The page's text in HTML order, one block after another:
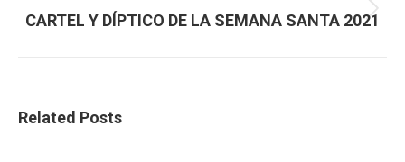
Publicación
CARTEL Y DÍPTICO DE LA SEMANA SANTA 2021
Related Posts